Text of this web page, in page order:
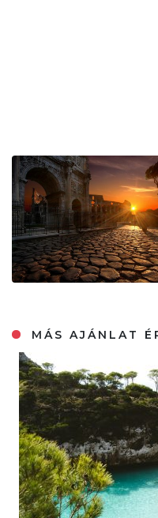
MÁS AJÁNLAT